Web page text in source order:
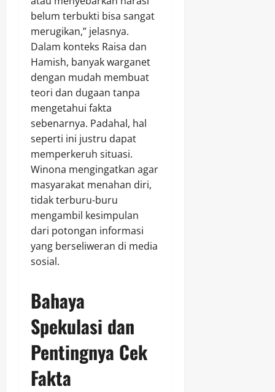
belum terbukti bisa sangat
merugikan,” jelasnya.
Dalam konteks Raisa dan
Hamish, banyak warganet
dengan mudah membuat
teori dan dugaan tanpa
mengetahui fakta
sebenarnya. Padahal, hal
seperti ini justru dapat
memperkeruh situasi.
Winona mengingatkan agar
masyarakat menahan diri,
tidak terburu-buru
mengambil kesimpulan
dari potongan informasi
yang berseliweran di media
sosial.
Bahaya
Spekulasi dan
Pentingnya Cek
Fakta